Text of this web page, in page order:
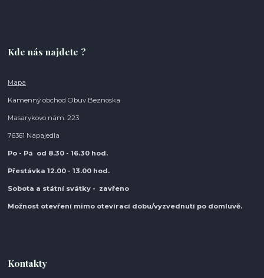
Kde nás najdete ?
Mapa
Kamenný obchod Obuv Beznoska
Masarykovo nám. 223
76361 Napajedla
Po - Pá od 8.30 - 16.30 hod.
Přestávka 12.00 - 13.00 hod.
Sobota a státní svátky - zavřeno
Možnost otevření mimo otevírací dobu/vyzvednutí po domluvě.
Kontakty